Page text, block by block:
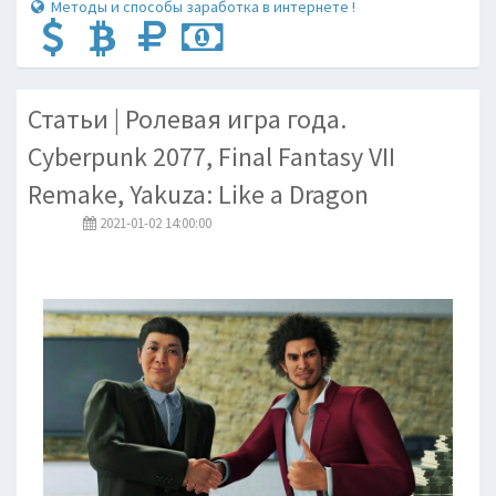
Методы и способы заработка в интернете !
Статьи | Ролевая игра года.
Cyberpunk 2077, Final Fantasy VII
Remake, Yakuza: Like a Dragon
2021-01-02 14:00:00